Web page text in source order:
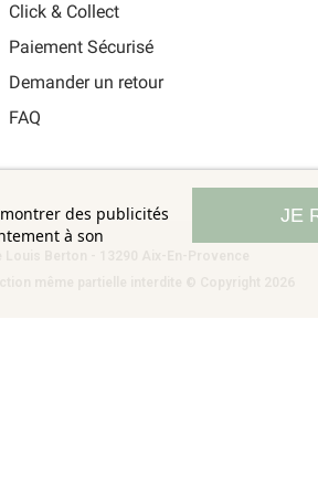
des publicités
à son
JE
Click & Collect
Paiement Sécurisé
Demander un retour
FAQ